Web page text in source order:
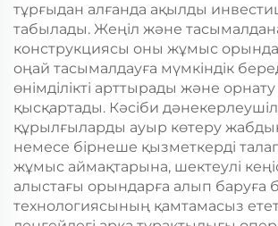
тұрғыдан алғанда ақылды
табылады. Жеңіл және
конструкциясы оны жұмыс
оңай тасымалдауға мүмкіндік
өнімділікті арттырады және
қысқартады. Кәсіби
құрылғыларды ауыр көтеру
немесе бірнеше қызметкерді
жұмыс аймақтарына, шектеулі
алыстағы орындарға алып баруға
технологиясының қамтамасыз